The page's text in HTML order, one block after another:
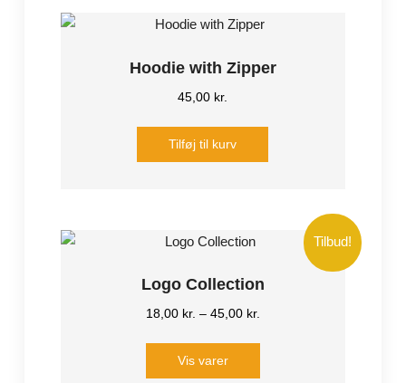
Hoodie with Zipper
45,00 kr.
Tilføj til kurv
Tilbud!
Logo Collection
18,00 kr. – 45,00 kr.
Vis varer